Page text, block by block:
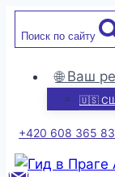
Перейти
Поиск по сайту
🌐 Ваш
🇺🇸
+420 608 365